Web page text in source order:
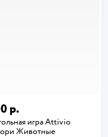
р.
игра Attivio
Животные